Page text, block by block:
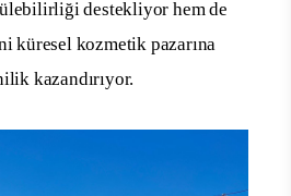
destekliyor hem de
küresel kozmetik pazarına
kazandırıyor.